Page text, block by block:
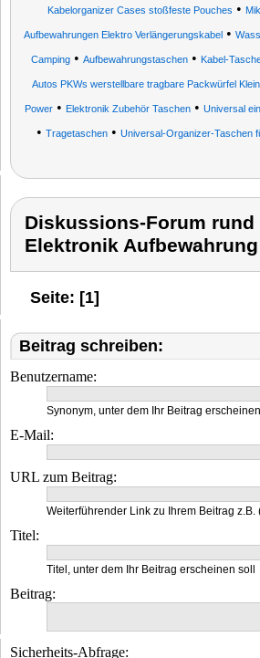
Kabelorganizer Cases stoßfeste Pouches •
Aufbewahrungen Elektro Verlängerungskabel•
Camping • Aufbewahrungstaschen • Kabel-
Autos PKWs werstellbare tragbare Packwürfel
Power• Elektronik Zubehör Taschen• Universal
• Tragetaschen• Universal-Organizer-Taschen
Diskussions-Forum
Elektronik
Seite: [1]
Beitrag schreiben:
Benutzername:
Synonym, unter dem Ihr Beitrag erscheinen
E-Mail:
URL zum Beitrag:
Weiterführender Link zu Ihrem Beitrag
Titel:
Titel, unter dem Ihr Beitrag erscheinen soll
Beitrag:
Sicherheits-Abfrage: